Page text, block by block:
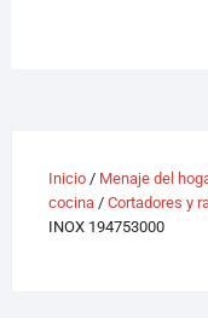
Inicio/ Menaje del
cocina/ Cortadores y
INOX 194753000